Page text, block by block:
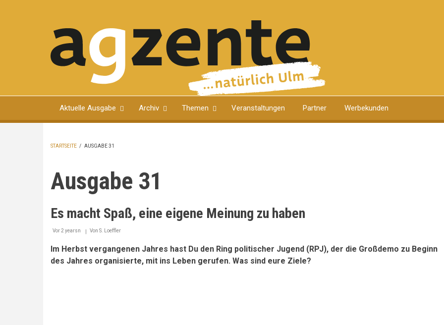
Aktuelle Ausgabe Archiv Themen Veranstaltungen Partner Werbekunden
STARTSEITE / AUSGABE 31
Ausgabe 31
Es macht Spaß, eine eigene Meinung zu haben
Vor 2 yearsn Von S. Loeffler
Im Herbst vergangenen Jahres hast Du den Ring politischer Jugend (RPJ), der die Großdemo zu Beginn
des Jahres organisierte, mit ins Leben gerufen. Was sind eure Ziele?